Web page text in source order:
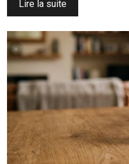
Lire la suite